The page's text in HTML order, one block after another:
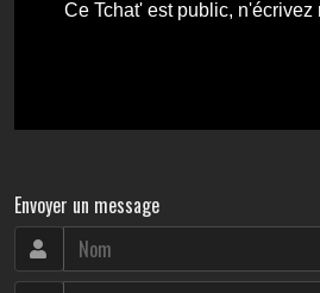
Envoyer un message